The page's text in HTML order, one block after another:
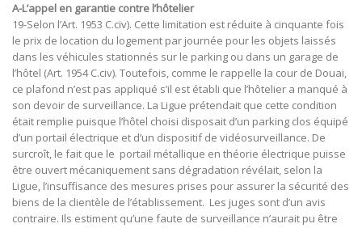
A-L’appel en garantie contre l’hôtelier
19-Selon l’Art. 1953 C.civ). Cette limitation est réduite à cinquante fois
le prix de location du logement par journée pour les objets laissés
dans les véhicules stationnés sur le parking ou dans un garage de
l’hôtel (Art. 1954 C.civ). Toutefois, comme le rappelle la cour de Douai,
ce plafond n’est pas appliqué s’il est établi que l’hôtelier a manqué à
son devoir de surveillance. La Ligue prétendait que cette condition
était remplie puisque l’hôtel choisi disposait d’un parking clos équipé
d’un portail électrique et d’un dispositif de vidéosurveillance. De
surcroît, le fait que le portail métallique en théorie électrique puisse
être ouvert mécaniquement sans dégradation révélait, selon la
Ligue, l’insuffisance des mesures prises pour assurer la sécurité des
biens de la clientèle de l’établissement. Les juges sont d’un avis
contraire. Ils estiment qu’une faute de surveillance n’aurait pu être